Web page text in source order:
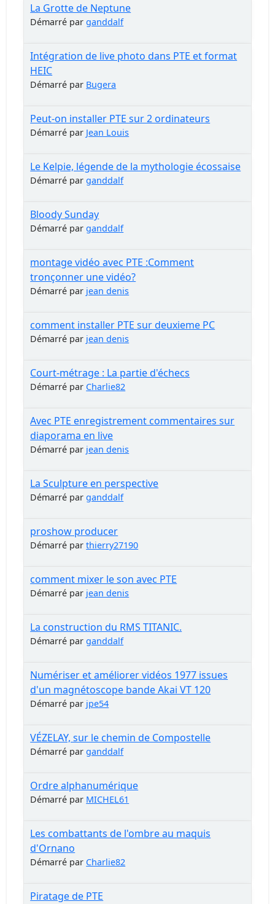
La Grotte de Neptune
Démarré parganddalf
Intégration de live photo dans PTE et format
HEIC
Démarré par Bugera
Peut-on installer PTE sur 2 ordinateurs
Démarré par Jean Louis
Le Kelpie, légende de la mythologie écossaise
Démarré parganddalf
Bloody Sunday
Démarré parganddalf
montage vidéo avec PTE :Comment
tronçonner une vidéo?
Démarré par jean denis
comment installer PTE sur deuxieme PC
Démarré par jean denis
Court-métrage : La partie d'échecs
Démarré par Charlie82
Avec PTE enregistrement commentaires sur
diaporama en live
Démarré par jean denis
La Sculpture en perspective
Démarré parganddalf
proshow producer
Démarré parthierry27190
comment mixer le son avec PTE
Démarré par jean denis
La construction du RMS TITANIC.
Démarré parganddalf
Numériser et améliorer vidéos 1977 issues
d'un magnétoscope bande Akai VT 120
Démarré par jpe54
VÉZELAY, sur le chemin de Compostelle
Démarré parganddalf
Ordre alphanumérique
Démarré par MICHEL61
Les combattants de l'ombre au maquis
d'Ornano
Démarré par Charlie82
Piratage de PTE